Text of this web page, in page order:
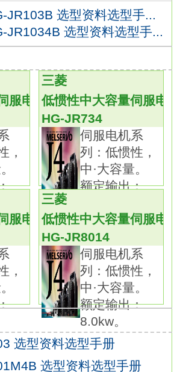
r。
Super专用电机。
特殊记号。
采用连接器，减少所需接线
大器前面，方便电缆连接。
功能可以方便地进行增益调
进给。
和进料装置。
。
，降低工作负荷。
能。
位（伺服电机编码器分辨
制控制功能抑制振动。
服设置软件能够进行优化调
JR103B 选型资料选型手...
JR1034B 选型资料选型手...
服电机
，
三菱
低惯性中大容量伺服电
HG-JR734
伺服电机系
列：低惯性，
中·大容量。
额定输出：
服电机
，
三菱
低惯性中大容量伺服电
HG-JR8014
伺服电机系
列：低惯性，
中·大容量。
额定输出：
8.0kw。
选型资料选型手册
选型资料选型手册